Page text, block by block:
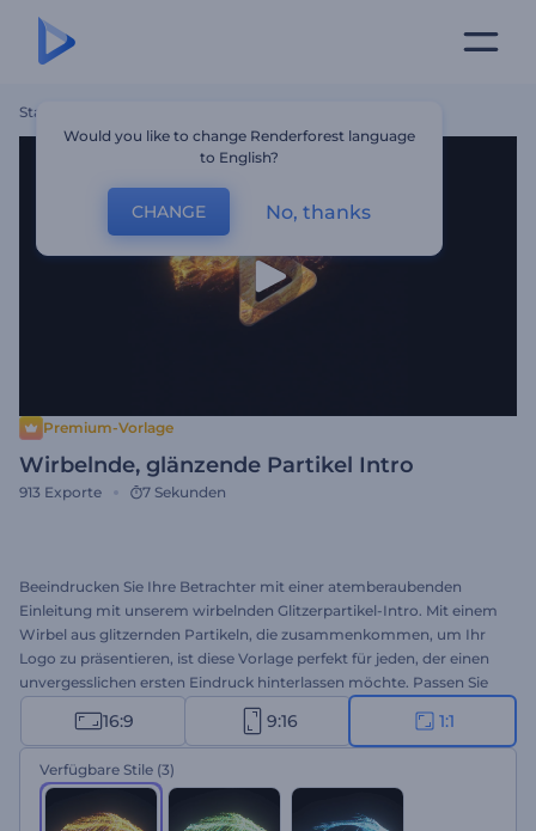
Startseite
Premium-Vorlage
Wirbelnde, glänzende Partikel Intro
913 Exporte 7 Sekunden
Beeindrucken Sie Ihre Betrachter mit einer atemberaubenden
Einleitung mit unserem wirbelnden Glitzerpartikel-Intro. Mit einem
Wirbel aus glitzernden Partikeln, die zusammenkommen, um Ihr
Logo zu präsentieren, ist diese Vorlage perfekt für jeden, der einen
unvergesslichen ersten Eindruck hinterlassen möchte. Passen Sie
es mit Ihrem Logo, Ihrem Slogan und Ihrem Lieblingsmusikstück
an, um einen einzigartigen Einstieg zu schaffen. Perfekt für
Produkt- oder Dienstleistungswerbung, Intros oder Outros von
Sendern, Präsentationseröffnungen, TV-Werbung und vieles mehr.
16:9 9:16 1:1
Verfügbare Stile (3)
Would you like to change Renderforest language
to English?
CHANGE No, thanks